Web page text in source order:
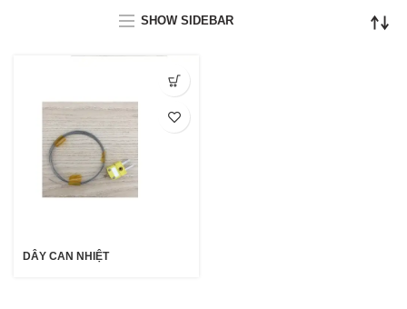
SHOW SIDEBAR
DÂY CAN NHIỆT